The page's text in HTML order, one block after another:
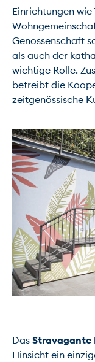
Einrichtungen
Genossenschaft
als auch der
wichtige Rolle.
betreibt die
zeitgenössische
Das Stravagante
Hinsicht ein